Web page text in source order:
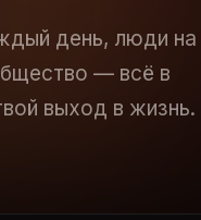
день, люди на
— всё в
выход в жизнь.